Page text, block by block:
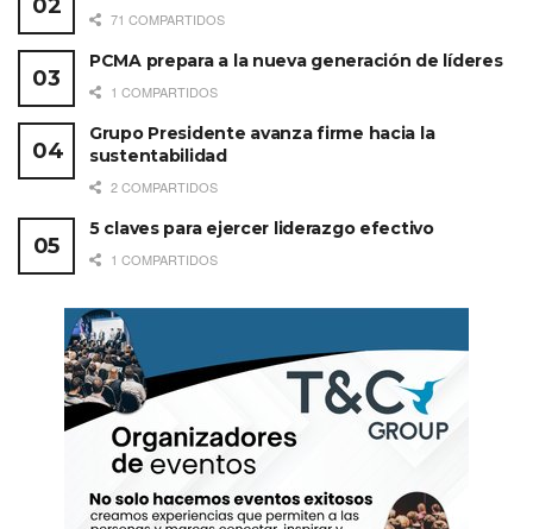
71 COMPARTIDOS
PCMA prepara a la nueva generación de líderes
1 COMPARTIDOS
Grupo Presidente avanza firme hacia la
sustentabilidad
2 COMPARTIDOS
5 claves para ejercer liderazgo efectivo
1 COMPARTIDOS